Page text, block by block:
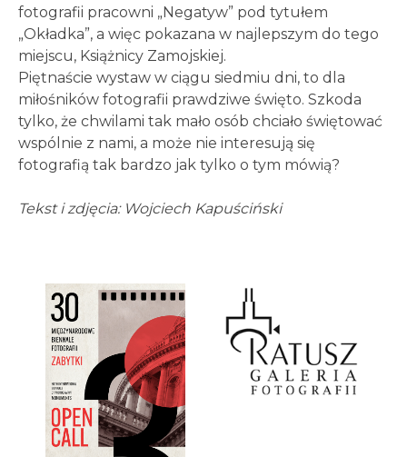
fotografii pracowni „Negatyw” pod tytułem
„Okładka”, a więc pokazana w najlepszym do tego
miejscu, Książnicy Zamojskiej.
Piętnaście wystaw w ciągu siedmiu dni, to dla
miłośników fotografii prawdziwe święto. Szkoda
tylko, że chwilami tak mało osób chciało świętować
wspólnie z nami, a może nie interesują się
fotografią tak bardzo jak tylko o tym mówią?
Tekst i zdjęcia: Wojciech Kapuściński